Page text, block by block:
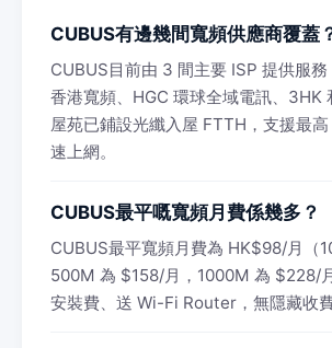
CUBUS有邊幾間寬頻供應商覆蓋
CUBUS目前由 3 間主要 ISP 提供服
香港寬頻、HGC 環球全域電訊、3HK
屋苑已鋪設光纖入屋 FTTH，支援最
速上網。
CUBUS最平嘅寬頻月費係幾多？
CUBUS最平寬頻月費為 HK$98/月（
500M 為 $158/月，1000M 為 $228/
安裝費、送 Wi-Fi Router，無隱藏收費